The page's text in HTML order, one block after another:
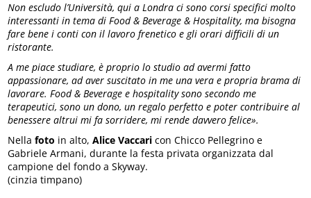
Non escludo l’Università, qui a Londra ci sono corsi specifici molto
interessanti in tema di Food & Beverage & Hospitality, ma bisogna
fare bene i conti con il lavoro frenetico e gli orari difficili di un
ristorante.
A me piace studiare, è proprio lo studio ad avermi fatto
appassionare, ad aver suscitato in me una vera e propria brama di
lavorare. Food & Beverage e hospitality sono secondo me
terapeutici, sono un dono, un regalo perfetto e poter contribuire al
benessere altrui mi fa sorridere, mi rende davvero felice».
Nellafoto in alto,Alice Vaccari con Chicco Pellegrino e
Gabriele Armani, durante la festa privata organizzata dal
campione del fondo a Skyway.
(cinzia timpano)